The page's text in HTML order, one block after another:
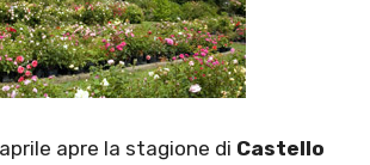
apre la stagione di Castello